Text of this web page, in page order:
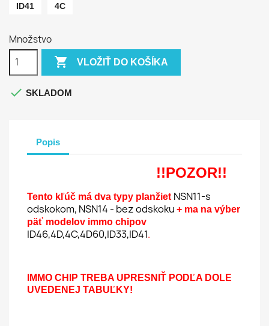
ID41 4C
Množstvo
 VLOŽIŤ DO KOŠÍKA
 SKLADOM
Popis
!!POZOR!!
Tento kľúč má dva typy planžiet NSN11-s
odskokom, NSN14 - bez odskoku + ma na výber
päť modelov immo chipov
ID46,4D,4C,4D60,ID33,ID41.
IMMO CHIP TREBA UPRESNIŤ PODĽA DOLE
UVEDENEJ TABUĽKY!